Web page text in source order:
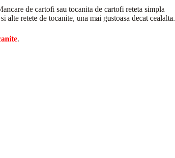
de cartofi sau tocanita de cartofi reteta simpla
alte retete de tocanite, una mai gustoasa decat cealalta.
.